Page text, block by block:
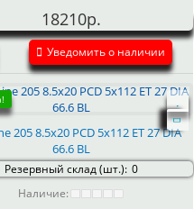
18210р.
Уведомить о наличии
205 8.5x20 PCD 5x112 ET 27 DIA
66.6 BL
Резервный склад (шт.): 0
Наличие: